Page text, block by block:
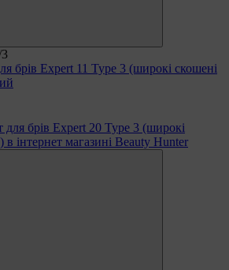
брів Expert 11 Type 3 (широкі скошені